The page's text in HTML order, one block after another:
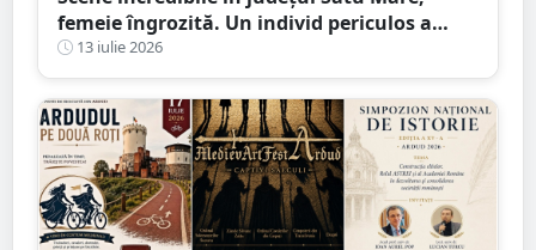
femeie îngrozită. Un individ periculos a
făcut praf Codul Penal
13 iulie 2026